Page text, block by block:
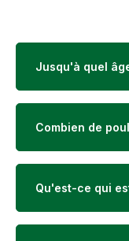
Jusqu'à quel
Combien de
Qu'est-ce qui